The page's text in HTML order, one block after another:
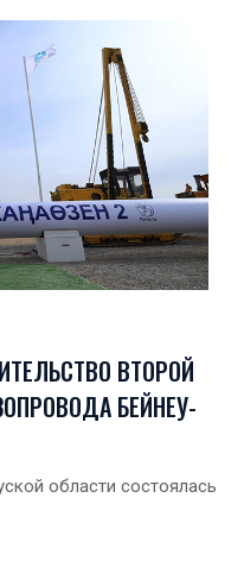
ВТОРОЙ
БЕЙНЕУ-
области состоялась